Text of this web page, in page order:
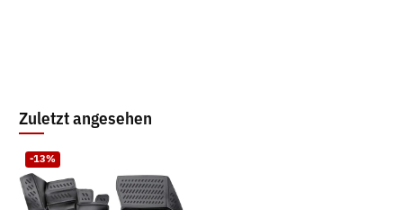
Zuletzt angesehen
-13%